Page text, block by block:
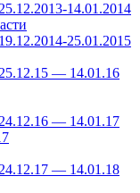
14.01.2014
25.01.2015
— 14.01.16
— 14.01.17
— 14.01.18